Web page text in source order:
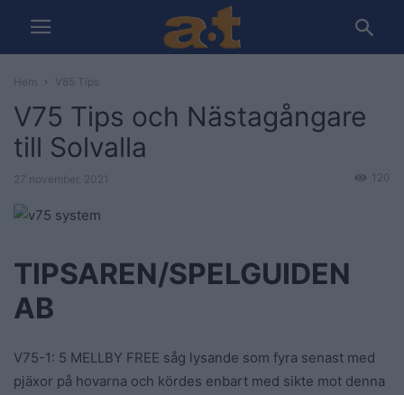
Hem V85 Tips
V75 Tips och Nästagångare
till Solvalla
27 november, 2021 120
TIPSAREN/SPELGUIDEN
AB
V75-1: 5 MELLBY FREE såg lysande som fyra senast med
pjäxor på hovarna och kördes enbart med sikte mot denna